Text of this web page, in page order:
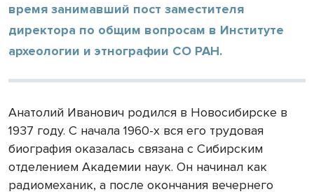
время занимавший пост заместителя
директора по общим вопросам в Институте
археологии и этнографии СО РАН.
Анатолий Иванович родился в Новосибирске в
1937 году. С начала 1960-х вся его трудовая
биография оказалась связана с Сибирским
отделением Академии наук. Он начинал как
радиомеханик, а после окончания вечернего